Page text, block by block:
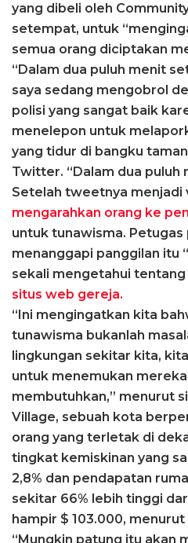
yang dibeli oleh
setempat, untuk
semua orang diciptakan
“Dalam dua puluh menit
saya sedang mengobrol
polisi yang sangat baik
menelepon untuk
yang tidur di bangku
Twitter. “Dalam dua puluh
Setelah tweetnya menjadi
mengarahkan orang ke
untuk tunawisma.
menanggapi panggilan itu
sekali mengetahui
situs web gereja.
“Ini mengingatkan kita
tunawisma bukanlah
lingkungan sekitar kita,
untuk menemukan
membutuhkan,” menurut
Village, sebuah kota
orang yang terletak di
tingkat kemiskinan yang
2,8% dan pendapatan
sekitar 66% lebih tinggi
hampir $ 103.000, menurut
“Mungkin patung itu akan